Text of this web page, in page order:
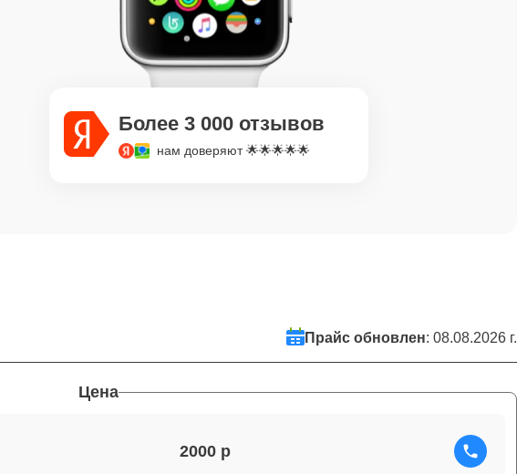
Более 3 000 отзывов
нам доверяют 🌟🌟🌟🌟🌟
Прайс обновлен: 08.08.2026 г.
Цена
2000